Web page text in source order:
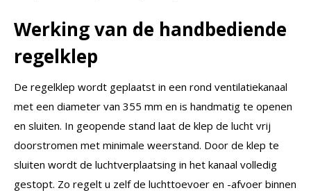
Werking van de handbediende
regelklep
De regelklep wordt geplaatst in een rond ventilatiekanaal
met een diameter van 355 mm en is handmatig te openen
en sluiten. In geopende stand laat de klep de lucht vrij
doorstromen met minimale weerstand. Door de klep te
sluiten wordt de luchtverplaatsing in het kanaal volledig
gestopt. Zo regelt u zelf de luchttoevoer en -afvoer binnen